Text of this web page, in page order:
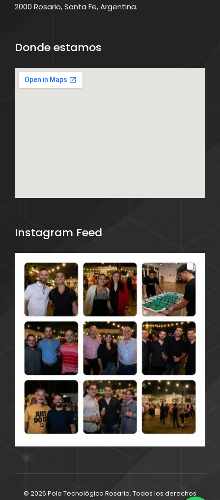
2000 Rosario, Santa Fe, Argentina.
Donde estamos
Instagram Feed
© 2026 Polo Tecnológico Rosario. Todos los derechos